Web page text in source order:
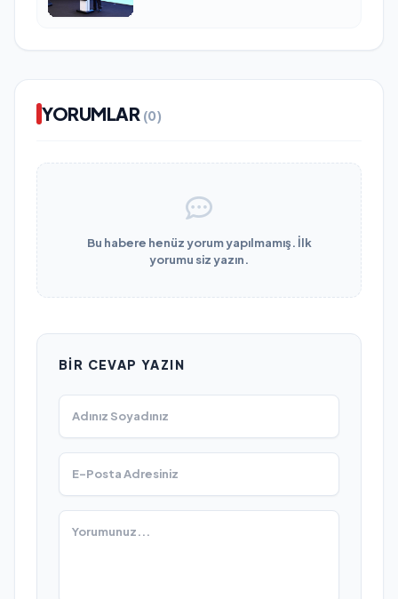
YORUMLAR (0)
Bu habere henüz yorum yapılmamış. İlk
yorumu siz yazın.
BIR CEVAP YAZIN